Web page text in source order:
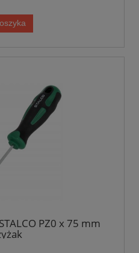
PZ0 x 75 mm